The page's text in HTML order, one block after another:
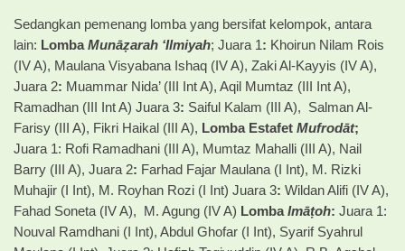
Sedangkan pemenang lomba yang bersifat kelompok, antara
lain: LombaMunāẓarah ‘Ilmiyah; Juara 1 : Khoirun Nilam Rois
(IV A), Maulana Visyabana Ishaq (IV A), Zaki Al-Kayyis (IV A),
Juara 2: Muammar Nida’ (III Int A), Aqil Mumtaz (III Int A),
Ramadhan (III Int A) Juara 3: Saiful Kalam (III A), Salman Al-
Farisy (III A), Fikri Haikal (III A), Lomba Estafet Mufrodāt;
Juara 1: Rofi Ramadhani (III A), Mumtaz Mahalli (III A), Nail
Barry (III A), Juara 2: Farhad Fajar Maulana (I Int), M. Rizki
Muhajir (I Int), M. Royhan Rozi (I Int) Juara 3: Wildan Alifi (IV A),
Fahad Soneta (IV A), M. Agung (IV A) LombaImāṭoh: Juara 1:
Nouval Ramdhani (I Int), Abdul Ghofar (I Int), Syarif Syahrul